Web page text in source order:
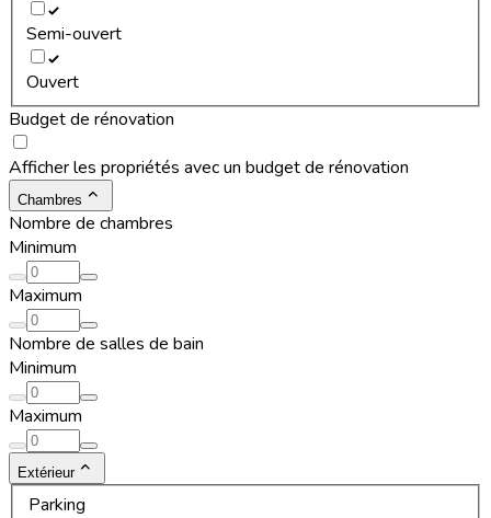
Semi-ouvert
Ouvert
Budget de rénovation
Afficher les propriétés avec un budget de rénovation
Chambres
Nombre de chambres
Minimum
Maximum
Nombre de salles de bain
Minimum
Maximum
Extérieur
Parking